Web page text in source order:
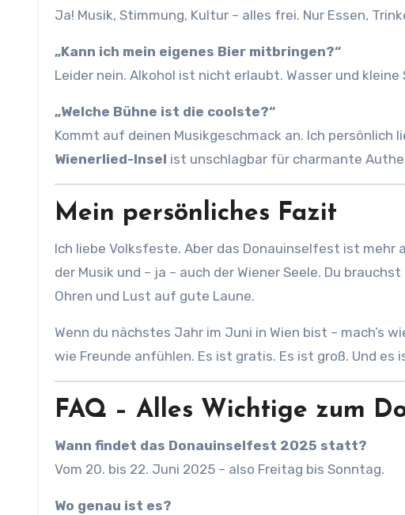
Ja! Musik, Stimmung, Kultur – alles frei. Nur Essen,
„Kann ich mein eigenes Bier mitbringen?“
Leider nein. Alkohol ist nicht erlaubt. Wasser und kleine
„Welche Bühne ist die coolste?“
Kommt auf deinen Musikgeschmack an. Ich persönlich
Wienerlied-Insel ist unschlagbar für charmante
Mein persönliches Fazit
Ich liebe Volksfeste. Aber das Donauinselfest ist mehr
der Musik und – ja – auch der Wiener Seele. Du
Ohren und Lust auf gute Laune.
Wenn du nächstes Jahr im Juni in Wien bist – mach’s
wie Freunde anfühlen. Es ist gratis. Es ist groß. Und es
FAQ – Alles Wichtige zum
Wann findet das Donauinselfest 2025 statt?
Vom 20. bis 22. Juni 2025 – also Freitag bis Sonntag.
Wo genau ist es?